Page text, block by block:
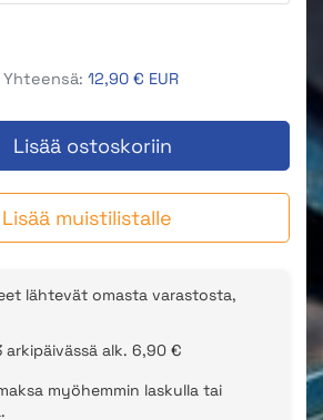
Yhteensä: 12,90 € EUR
Lisää ostoskoriin
Lisää muistilistalle
lähtevät omasta varastosta,
arkipäivässä alk. 6,90 €
myöhemmin laskulla tai